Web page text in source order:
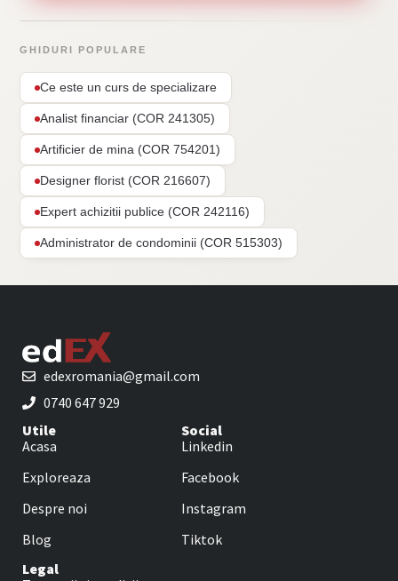
GHIDURI POPULARE
Ce este un curs de specializare
Analist financiar (COR 241305)
Artificier de mina (COR 754201)
Designer florist (COR 216607)
Expert achizitii publice (COR 242116)
Administrator de condominii (COR 515303)
edexromania@gmail.com
0740 647 929
Utile
Acasa
Exploreaza
Despre noi
Blog
Social
Linkedin
Facebook
Instagram
Tiktok
Legal